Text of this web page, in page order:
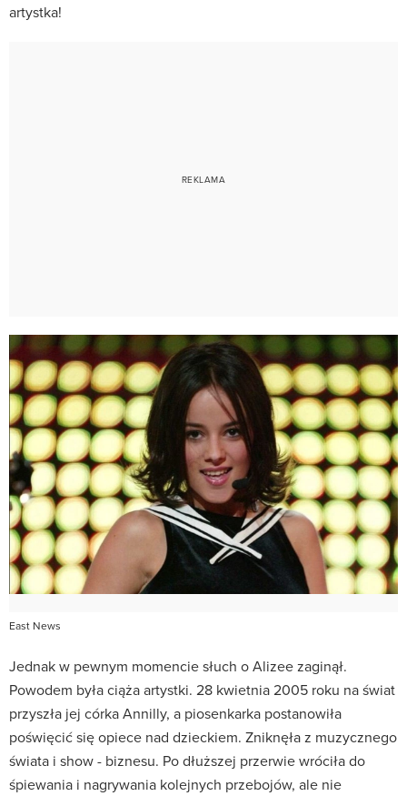
artystka!
East News
Jednak w pewnym momencie słuch o Alizee zaginął.
Powodem była ciąża artystki. 28 kwietnia 2005 roku na świat
przyszła jej córka Annilly, a piosenkarka postanowiła
poświęcić się opiece nad dzieckiem. Zniknęła z muzycznego
świata i show - biznesu. Po dłuższej przerwie wróciła do
śpiewania i nagrywania kolejnych przebojów, ale nie